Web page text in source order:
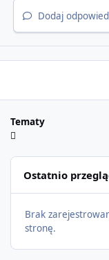
Dodaj
Tematy
Ostatnio
Brak
stronę.